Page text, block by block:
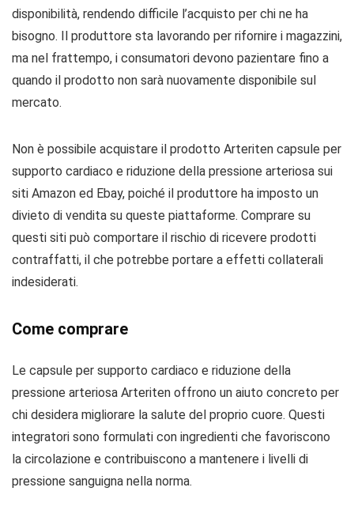
disponibilità, rendendo difficile l’acquisto per chi ne ha
bisogno. Il produttore sta lavorando per rifornire i magazzini,
ma nel frattempo, i consumatori devono pazientare fino a
quando il prodotto non sarà nuovamente disponibile sul
mercato.
Non è possibile acquistare il prodotto Arteriten capsule per
supporto cardiaco e riduzione della pressione arteriosa sui
siti Amazon ed Ebay, poiché il produttore ha imposto un
divieto di vendita su queste piattaforme. Comprare su
questi siti può comportare il rischio di ricevere prodotti
contraffatti, il che potrebbe portare a effetti collaterali
indesiderati.
Come comprare
Le capsule per supporto cardiaco e riduzione della
pressione arteriosa Arteriten offrono un aiuto concreto per
chi desidera migliorare la salute del proprio cuore. Questi
integratori sono formulati con ingredienti che favoriscono
la circolazione e contribuiscono a mantenere i livelli di
pressione sanguigna nella norma.